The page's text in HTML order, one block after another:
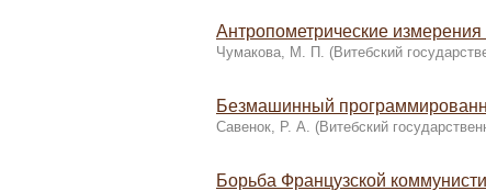
Антропометрические измерения
Чумакова, М. П. (Витебский
Безмашинный
Савенок, Р. А. (Витебский
Борьба Французской